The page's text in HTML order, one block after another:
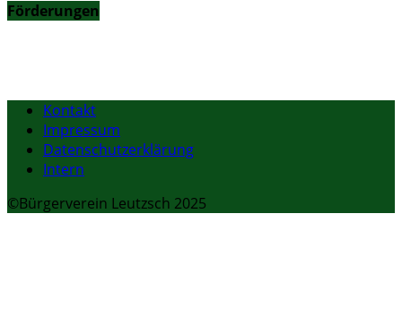
Förderungen
Kontakt
Impressum
Datenschutzerklärung
Intern
©Bürgerverein Leutzsch 2025